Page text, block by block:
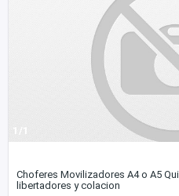
1/1
Choferes Movilizadores A4 o A5
libertadores y colacion